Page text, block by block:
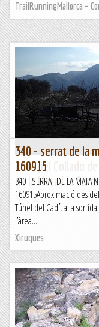
TrailRunningMallorca –
Ruta pel Collado
de la Mata i la
Fent marxa
340 - serrat de la
160915
340 - SERRAT DE LA MATA
160915Aproximació des
Túnel del Cadí, a la
l’àrea...
Xiruques